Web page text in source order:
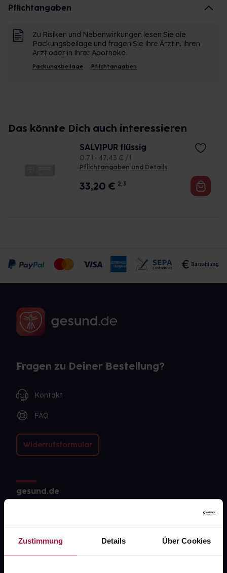
Zustimmung Details Über Cookies
Pflichtangaben
Zu Risiken und Nebenwirkungen lesen Sie die
Packungsbeilage und fragen Sie Ihre Ärztin, Ihren
Arzt oder in Ihrer Apotheke.
Packungsbeilage Pflichtangaben
Das könnte Dich auch interessieren
SALVIPUR flüssig
0.7 l • 47,43 € / l
Pflichtangaben und Details
33,20 € 2, 3
Fragen zu Deiner Bestellung?
Kontakt
FAQ
Widerrufsformular
gesund.de